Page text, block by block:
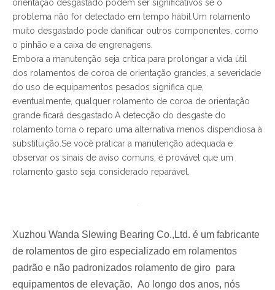
orientação desgastado podem ser significativos se o
problema não for detectado em tempo hábil.Um rolamento
muito desgastado pode danificar outros componentes, como
o pinhão e a caixa de engrenagens.
Embora a manutenção seja crítica para prolongar a vida útil
dos rolamentos de coroa de orientação grandes, a severidade
do uso de equipamentos pesados ​​significa que,
eventualmente, qualquer rolamento de coroa de orientação
grande ficará desgastado.A detecção do desgaste do
rolamento torna o reparo uma alternativa menos dispendiosa à
substituição.Se você praticar a manutenção adequada e
observar os sinais de aviso comuns, é provável que um
rolamento gasto seja considerado reparável.
Xuzhou Wanda Slewing Bearing Co.,Ltd. é um fabricante
de rolamentos de giro especializado em rolamentos
padrão e não padronizados rolamento de giro para
equipamentos de elevação. Ao longo dos anos, nós